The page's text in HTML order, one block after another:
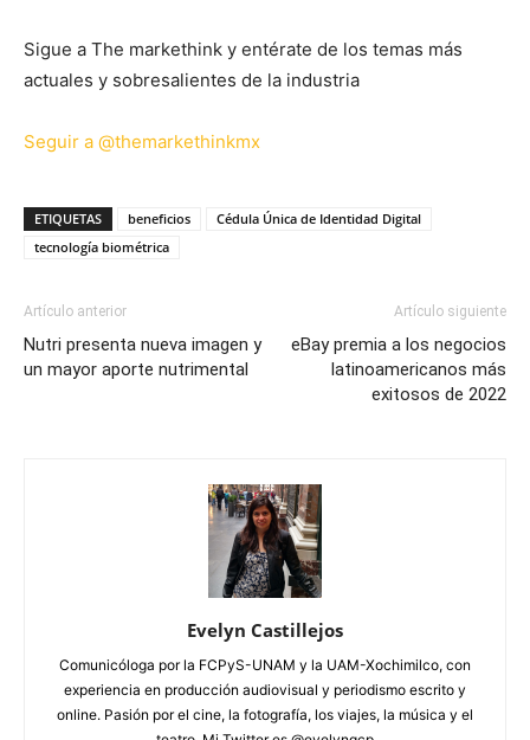
Sigue a The markethink y entérate de los temas más
actuales y sobresalientes de la industria
Seguir a @themarkethinkmx
ETIQUETAS beneficios
Cédula Única de Identidad Digital
tecnología biométrica
Artículo anterior
Nutri presenta nueva imagen y
un mayor aporte nutrimental
Artículo siguiente
eBay premia a los negocios
latinoamericanos más
exitosos de 2022
Evelyn Castillejos
Comunicóloga por la FCPyS-UNAM y la UAM-Xochimilco, con
experiencia en producción audiovisual y periodismo escrito y
online. Pasión por el cine, la fotografía, los viajes, la música y el